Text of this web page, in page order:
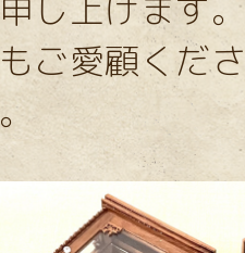
し上げます。
ご愛顧くだ